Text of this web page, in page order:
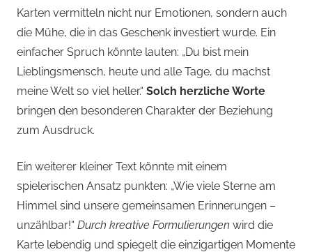
Karten vermitteln nicht nur Emotionen, sondern auch
die Mühe, die in das Geschenk investiert wurde. Ein
einfacher Spruch könnte lauten: „Du bist mein
Lieblingsmensch, heute und alle Tage, du machst
meine Welt so viel heller.“ Solch herzliche Worte
bringen den besonderen Charakter der Beziehung
zum Ausdruck.
Ein weiterer kleiner Text könnte mit einem
spielerischen Ansatz punkten: „Wie viele Sterne am
Himmel sind unsere gemeinsamen Erinnerungen –
unzählbar!“ Durch kreative Formulierungen wird die
Karte lebendig und spiegelt die einzigartigen Momente